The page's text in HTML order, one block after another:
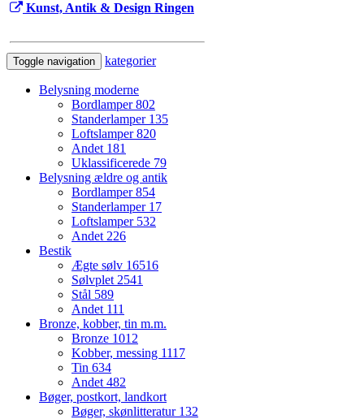
Kunst, Antik & Design Ringen
Toggle navigation kategorier
Belysning moderne
Bordlamper802
Standerlamper 135
Loftslamper820
Andet 181
Uklassificerede 79
Belysning ældre og antik
Bordlamper854
Standerlamper 17
Loftslamper 532
Andet 226
Bestik
Ægte sølv 16516
Sølvplet 2541
Stål 589
Andet 111
Bronze, kobber, tin m.m.
Bronze 1012
Kobber, messing 1117
Tin 634
Andet 482
Bøger, postkort, landkort
Bøger, skønlitteratur 132